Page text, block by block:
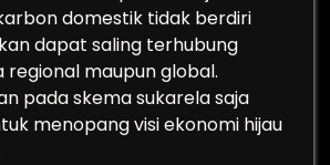
domestik tidak berdiri
dapat saling terhubung
regional maupun global.
pada skema sukarela saja
menopang visi ekonomi hijau